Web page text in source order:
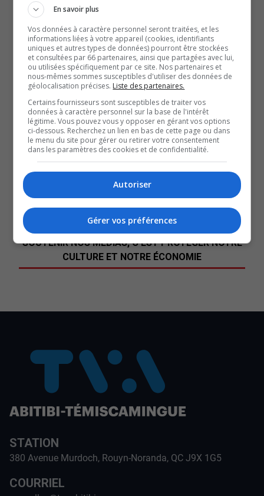
la santé, en Abitibi-
Témiscamingue, selon le
CISSS-AT.
Aucune coupure n’est envisagée pour l’été.
Anthony Dallaire s’est entretenu avec la PDG du CISSS-
AT, Caroline Roy.
QUESTION DU JOUR
Commentaires
SOUTENIR NOS MÉDIAS, C’EST PROTÉGER NOTRE
CULTURE ET NOTRE ÉCONOMIE
STATION
380 Avenue Murdoch, Rouyn-Noranda, QC J9X 1G5
COURRIEL
En savoir plus
Vos données à caractère personnel seront traitées, et les
informations liées à votre appareil (cookies, identifiants
uniques et autres types de données) pourront être stockées
et consultées par 66 partenaires, ainsi que partagées avec lui,
ou utilisées spécifiquement par ce site. Nos partenaires et
nous-mêmes sommes susceptibles d'utiliser des données de
géolocalisation précises. Liste des partenaires.
Certains fournisseurs sont susceptibles de traiter vos
données à caractère personnel sur la base de l'intérêt
légitime. Vous pouvez vous y opposer en gérant vos options
ci-dessous. Recherchez un lien en bas de cette page ou dans
le menu du site pour gérer ou retirer votre consentement
dans les paramètres des cookies et de confidentialité.
Autoriser
Gérer vos préférences